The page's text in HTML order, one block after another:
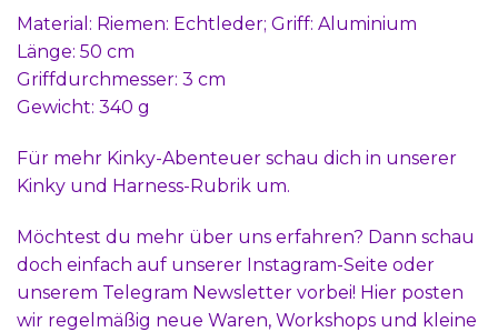
Material: Riemen: Echtleder; Griff: Aluminium
Länge: 50 cm
Griffdurchmesser: 3 cm
Gewicht: 340 g
Für mehr Kinky-Abenteuer schau dich in unserer
Kinky und Harness-Rubrik um.
Möchtest du mehr über uns erfahren? Dann schau
doch einfach auf unserer Instagram-Seite oder
unserem Telegram Newsletter vorbei! Hier posten
wir regelmäßig neue Waren, Workshops und kleine